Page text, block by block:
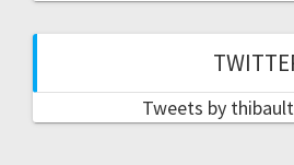
Tweets by